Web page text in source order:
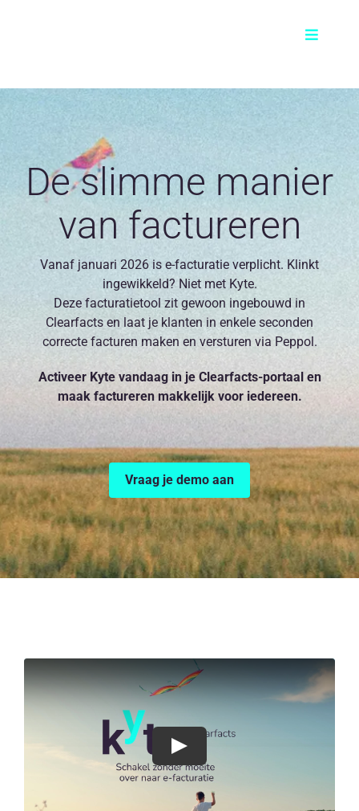
Toggle
Prijzen
NL
De slimme manier
van factureren
Vanaf januari 2026 is e-facturatie verplicht. Klinkt
ingewikkeld? Niet met Kyte.
Deze facturatietool zit gewoon ingebouwd in
Clearfacts en laat je klanten in enkele seconden
correcte facturen maken en versturen via Peppol.
Activeer Kyte vandaag in je Clearfacts-portaal en
maak factureren makkelijk voor iedereen.
Vraag je demo aan
Play